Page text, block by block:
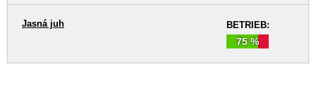
BETRIEB:
75 %
Jasná juh